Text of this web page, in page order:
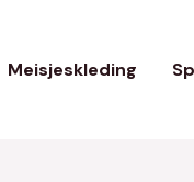
Meisjeskleding